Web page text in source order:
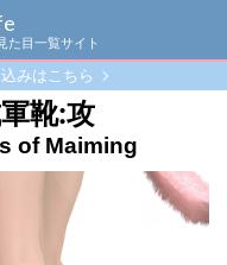
た目一覧サイト
みはこちら
靴:攻
of Maiming